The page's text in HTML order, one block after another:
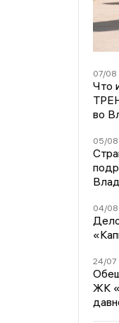
07/08
Что
во
05/08
04/08
24/07
ЖК